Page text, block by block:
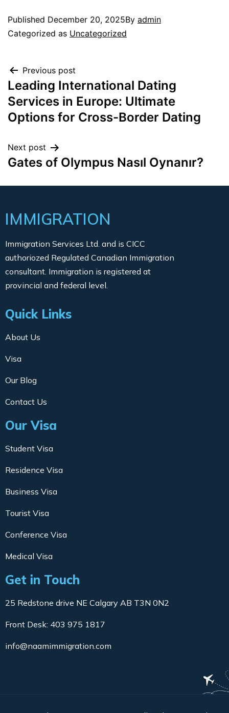
Published December 20, 2025By admin
Categorized as Uncategorized
Previous post
Leading International Dating
Services in Europe: Ultimate
Options for Cross-Border Dating
Next post
Gates of Olympus Nasıl Oynanır?
IMMIGRATION
Immigration Services Ltd. and is CICC
authoriozed Regulated Canadian Immigration
consultant. Immigration is registered at
provincial and federal level.
Quick Links
About Us
Visa
Our Blog
Contact Us
Our Visa
Student Visa
Residence Visa
Business Visa
Tourist Visa
Conference Visa
Medical Visa
Get in Touch
25 Redstone drive NE Calgary AB T3N 0N2
Front Desk: 403 975 1817
info@naamimmigration.com